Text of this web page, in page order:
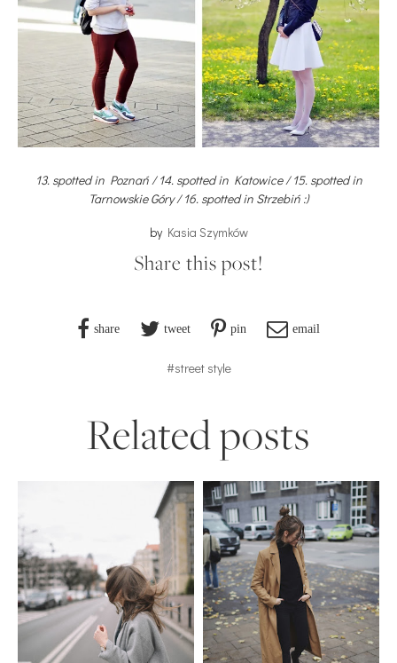
13. spotted in Poznań / 14. spotted in Katowice / 15. spotted in
Tarnowskie Góry / 16. spotted in Strzebiń :)
by Kasia Szymków
Share this post!
share tweet pin email
#street style
Related posts